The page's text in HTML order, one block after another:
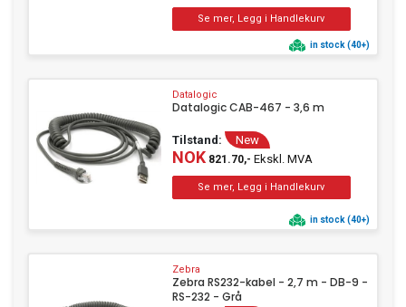
in stock (40+)
Datalogic
Datalogic CAB-467 - 3,6 m
Tilstand: New
NOK821.70,- Ekskl. MVA
in stock (40+)
Zebra
Zebra RS232-kabel - 2,7 m - DB-9 -
RS-232 - Grå